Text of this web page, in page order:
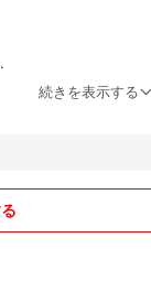
続きを表示する